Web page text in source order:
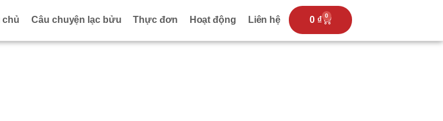
chủ Câu chuyện lạc bửu Thực đơn Hoạt động Liên hệ 0 ₫ 0